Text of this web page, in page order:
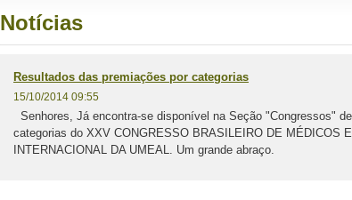
Notícias
Resultados das premiações por categorias
15/10/2014 09:55
Senhores, Já encontra-se disponível na Seção "Congressos"
categorias do XXV CONGRESSO BRASILEIRO DE MÉDICOS
INTERNACIONAL DA UMEAL. Um grande abraço.